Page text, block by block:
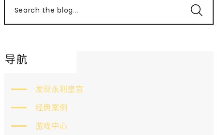
Search the blog...
导航
发现永利皇宫
经典案例
游戏中心